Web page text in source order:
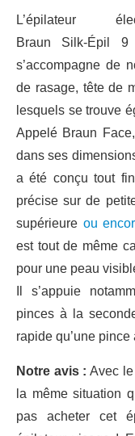
L’épilateur
Braun Silk-Épil 9
s’accompagne de
de rasage, tête de
lesquels se trouve
Appelé Braun
dans ses
a été conçu tout
précise sur de
supérieure ou
est tout de même
pour une peau
Il s’appuie
pinces à la
rapide qu’une pince
Notre avis : Avec
la même situation
pas acheter cet